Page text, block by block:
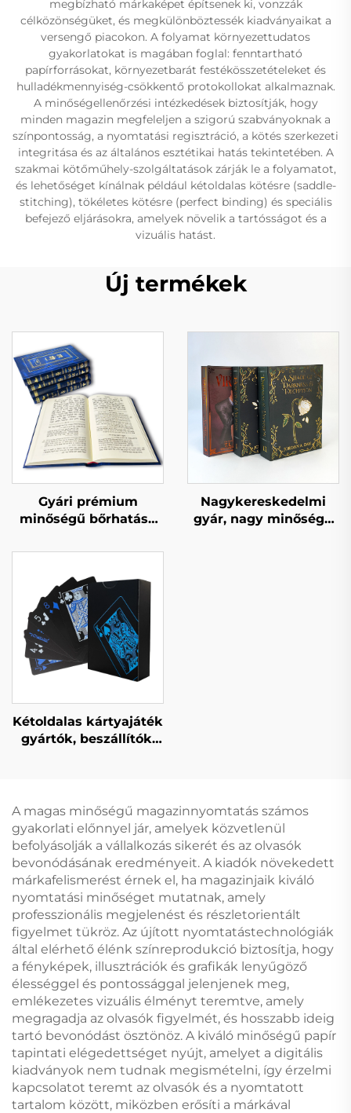
megbízható márkaképet építsenek ki, vonzzák
célközönségüket, és megkülönböztessék kiadványaikat a
versengő piacokon. A folyamat környezettudatos
gyakorlatokat is magában foglal: fenntartható
papírforrásokat, környezetbarát festékösszetételeket és
hulladékmennyiség-csökkentő protokollokat alkalmaznak.
A minőségellenőrzési intézkedések biztosítják, hogy
minden magazin megfeleljen a szigorú szabványoknak a
színpontosság, a nyomtatási regisztráció, a kötés szerkezeti
integritása és az általános esztétikai hatás tekintetében. A
szakmai kötőműhely-szolgáltatások zárják le a folyamatot,
és lehetőséget kínálnak például kétoldalas kötésre (saddle-
stitching), tökéletes kötésre (perfect binding) és speciális
befejező eljárásokra, amelyek növelik a tartósságot és a
vizuális hatást.
Új termékek
Gyári prémium
minőségű bőrhatású
bélyegzésű
keménykötésű
könyvnyomtatás
Nagykereskedelmi
gyár, nagy minőségű
Kétoldalas kártyajáték
gyártók, beszállítók,
csomagolás
nyomtatás
felnőtteknek,
pároknak
A magas minőségű magazinnyomtatás számos
gyakorlati előnnyel jár, amelyek közvetlenül
befolyásolják a vállalkozás sikerét és az olvasók
bevonódásának eredményeit. A kiadók növekedett
márkafelismerést érnek el, ha magazinjaik kiváló
nyomtatási minőséget mutatnak, amely
professzionális megjelenést és részletorientált
figyelmet tükröz. Az újított nyomtatástechnológiák
által elérhető élénk színreprodukció biztosítja, hogy
a fényképek, illusztrációk és grafikák lenyűgöző
élességgel és pontossággal jelenjenek meg,
emlékezetes vizuális élményt teremtve, amely
megragadja az olvasók figyelmét, és hosszabb ideig
tartó bevonódást ösztönöz. A kiváló minőségű papír
tapintati elégedettséget nyújt, amelyet a digitális
kiadványok nem tudnak megismételni, így érzelmi
kapcsolatot teremt az olvasók és a nyomtatott
tartalom között, miközben erősíti a márkával